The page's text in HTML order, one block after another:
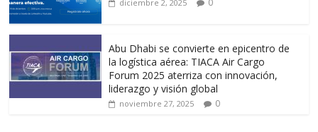
diciembre 2, 2025 0
Abu Dhabi se convierte en epicentro de
la logística aérea: TIACA Air Cargo
Forum 2025 aterriza con innovación,
liderazgo y visión global
noviembre 27, 2025 0